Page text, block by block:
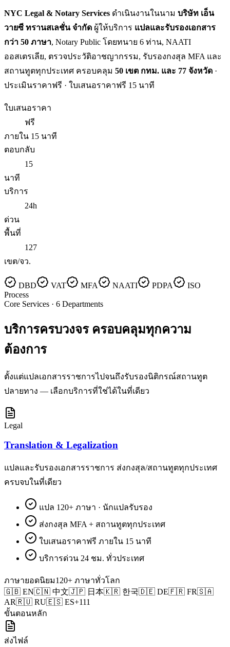
NYC Legal & Notary Services ดำเนินงานในนาม บริษัท เอ็น
วายซี ทรานสเลชั่น จำกัด ผู้ให้บริการ แปลและรับรองเอกสาร
กว่า 50 ภาษา, Notary Public โดยทนาย 6 ท่าน, NAATI
ออสเตรเลีย, ตรวจประวัติอาชญากรรม, รับรองกงสุล MFA และ
สถานทูตทุกประเทศ ครอบคลุม 50 เขต กทม. และ 77 จังหวัด ·
ประเมินราคาฟรี · ใบเสนอราคาฟรี 15 นาที
ใบเสนอราคา
ฟรี
ภายใน 15 นาที
ตอบกลับ
15
นาที
บริการ
24h
ด่วน
พื้นที่
127
เขต/จว.
DBD VAT MFA NAATI PDPA
ISO
Process
Core Services · 6 Departments
บริการครบวงจร ครอบคลุมทุกความ
ต้องการ
ตั้งแต่แปลเอกสารราชการไปจนถึงรับรองนิติกรณ์สถานทูต
ปลายทาง — เลือกบริการที่ใช่ได้ในที่เดียว
Legal
Translation & Legalization
แปลและรับรองเอกสารราชการ ส่งกงสุล/สถานทูตทุกประเทศ
ครบจบในที่เดียว
แปล 120+ ภาษา · นักแปลรับรอง
ส่งกงสุล MFA + สถานทูตทุกประเทศ
ใบเสนอราคาฟรี ภายใน 15 นาที
บริการด่วน 24 ชม. ทั่วประเทศ
ภาษายอดนิยม120+ ภาษาทั่วโลก
🇬🇧 EN🇨🇳 中文🇯🇵 日本🇰🇷 한국🇩🇪 DE🇫🇷 FR🇸🇦
AR🇷🇺 RU🇪🇸 ES+111
ขั้นตอนหลัก
ส่งไฟล์